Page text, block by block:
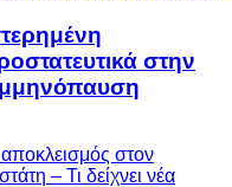
στην